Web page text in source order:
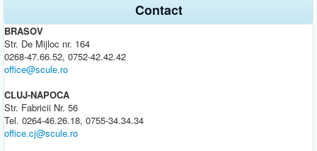
Contact
BRASOV
Str. De Mijloc nr. 164
0268-47.66.52, 0752-42.42.42
office@scule.ro
CLUJ-NAPOCA
Str. Fabricii Nr. 56
Tel. 0264-46.26.18, 0755-34.34.34
office.cj@scule.ro